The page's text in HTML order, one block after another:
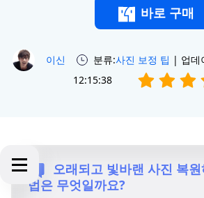
바로 구매
이신 분류:사진 보정 팁 | 업데
12:15:38
오래되고 빛바랜 사진 복
법은 무엇일까요?